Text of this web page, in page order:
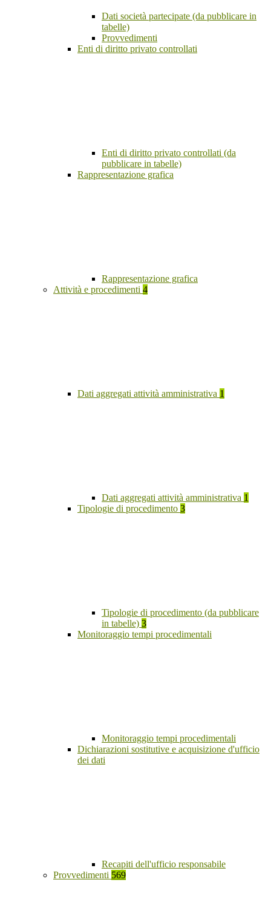
Dati società partecipate (da pubblicare in
tabelle)
Provvedimenti
Enti di diritto privato controllati
Enti di diritto privato controllati (da
pubblicare in tabelle)
Rappresentazione grafica
Rappresentazione grafica
Attività e procedimenti 4
Dati aggregati attività amministrativa 1
Dati aggregati attività amministrativa 1
Tipologie di procedimento 3
Tipologie di procedimento (da pubblicare
in tabelle) 3
Monitoraggio tempi procedimentali
Monitoraggio tempi procedimentali
Dichiarazioni sostitutive e acquisizione d'ufficio
dei dati
Recapiti dell'ufficio responsabile
Provvedimenti 569